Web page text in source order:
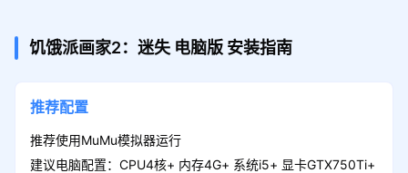
饥饿派画家2：迷失 电脑版 安装指南
推荐配置
推荐使用MuMu模拟器运行
建议电脑配置：CPU4核+ 内存4G+ 系统i5+ 显卡GTX750Ti+